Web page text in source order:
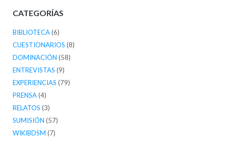
CATEGORÍAS
BIBLIOTECA(6)
CUESTIONARIOS (8)
DOMINACIÓN (58)
ENTREVISTAS (9)
EXPERIENCIAS (79)
PRENSA(4)
RELATOS (3)
SUMISIÓN (57)
WIKIBDSM (7)